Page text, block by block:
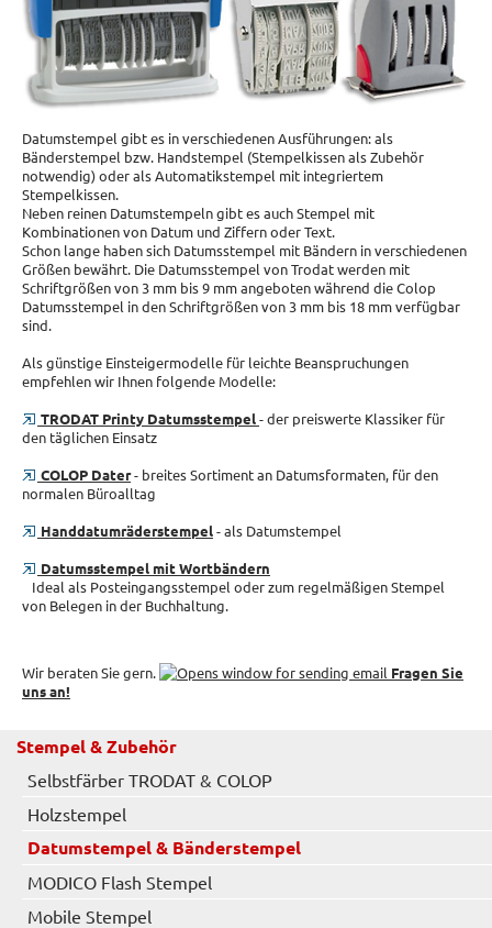
Datumstempel gibt es in verschiedenen Ausführungen: als
Bänderstempel bzw. Handstempel (Stempelkissen als Zubehör
notwendig) oder als Automatikstempel mit integriertem
Stempelkissen.
Neben reinen Datumstempeln gibt es auch Stempel mit
Kombinationen von Datum und Ziffern oder Text.
Schon lange haben sich Datumsstempel mit Bändern in verschiedenen
Größen bewährt. Die Datumsstempel von Trodat werden mit
Schriftgrößen von 3 mm bis 9 mm angeboten während die Colop
Datumsstempel in den Schriftgrößen von 3 mm bis 18 mm verfügbar
sind.
Als günstige Einsteigermodelle für leichte Beanspruchungen
empfehlen wir Ihnen folgende Modelle:
TRODAT Printy Datumsstempel- der preiswerte Klassiker für
den täglichen Einsatz
COLOP Dater- breites Sortiment an Datumsformaten, für den
normalen Büroalltag
Handdatumräderstempel- als Datumstempel
Datumsstempel mit Wortbändern
Ideal als Posteingangsstempel oder zum regelmäßigen Stempel
von Belegen in der Buchhaltung.
Wir beraten Sie gern.
Fragen Sie
uns an!
Stempel & Zubehör
Selbstfärber TRODAT & COLOP
Holzstempel
Datumstempel & Bänderstempel
MODICO Flash Stempel
Mobile Stempel